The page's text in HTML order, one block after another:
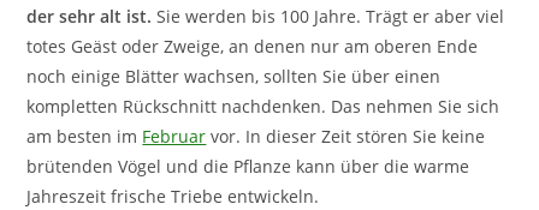
der sehr alt ist. Sie werden bis 100 Jahre. Trägt er aber viel
totes Geäst oder Zweige, an denen nur am oberen Ende
noch einige Blätter wachsen, sollten Sie über einen
kompletten Rückschnitt nachdenken. Das nehmen Sie sich
am besten im Februar vor. In dieser Zeit stören Sie keine
brütenden Vögel und die Pflanze kann über die warme
Jahreszeit frische Triebe entwickeln.